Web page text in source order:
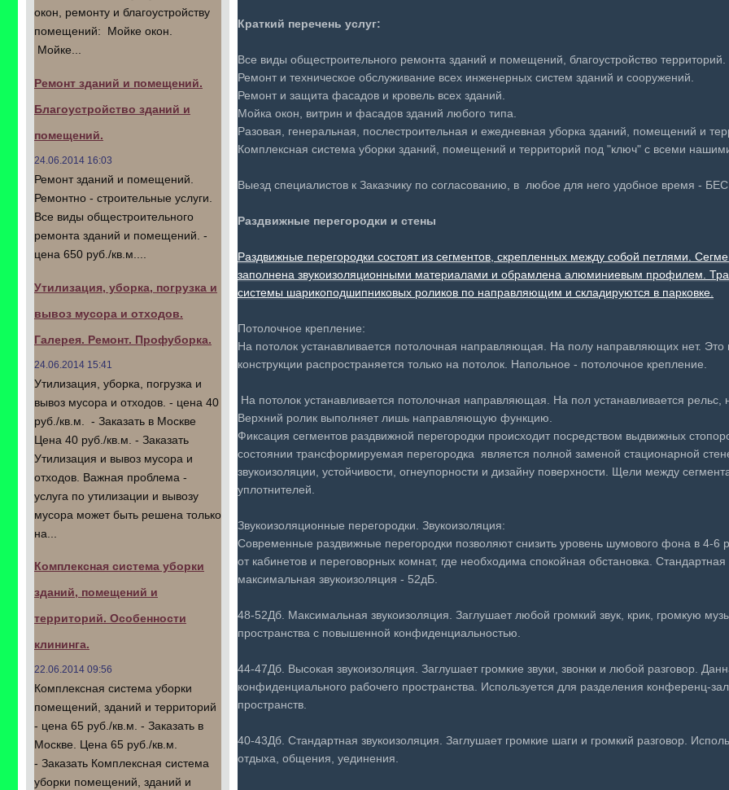
Краткий перечень услуг:
Все виды общестроительного ремонта зданий и помещений, благоустройство территорий.
Ремонт и техническое обслуживание всех инженерных систем зданий и сооружений.
Ремонт и защита фасадов и кровель всех зданий.
Мойка окон, витрин и фасадов зданий любого типа.
Разовая, генеральная, послестроительная и ежедневная уборка зданий, помещений и
Комплексная система уборки зданий, помещений и территорий под "ключ" с всеми
Выезд специалистов к Заказчику по согласованию, в любое для него удобное время -
Раздвижные перегородки и стены
Раздвижные перегородки состоят из сегментов, скрепленных между собой петлями.
заполнена звукоизоляционными материалами и обрамлена алюминиевым профилем.
системы шарикоподшипниковых роликов по направляющим и складируются в парковке.
Потолочное крепление:
На потолок устанавливается потолочная направляющая. На полу направляющих нет.
конструкции распространяется только на потолок. Напольное - потолочное крепление.
На потолок устанавливается потолочная направляющая. На пол устанавливается
Верхний ролик выполняет лишь направляющую функцию.
Фиксация сегментов раздвижной перегородки происходит посредством выдвижных
состоянии трансформируемая перегородка является полной заменой стационарной
звукоизоляции, устойчивости, огнеупорности и дизайну поверхности. Щели между
уплотнителей.
Звукоизоляционные перегородки. Звукоизоляция:
Современные раздвижные перегородки позволяют снизить уровень шумового фона в 4-6
от кабинетов и переговорных комнат, где необходима спокойная обстановка.
максимальная звукоизоляция - 52дБ.
48-52Дб. Максимальная звукоизоляция. Заглушает любой громкий звук, крик, громкую
пространства с повышенной конфиденциальностью.
44-47Дб. Высокая звукоизоляция. Заглушает громкие звуки, звонки и любой разговор.
конфиденциального рабочего пространства. Используется для разделения конференц-
пространств.
40-43Дб. Стандартная звукоизоляция. Заглушает громкие шаги и громкий разговор.
отдыха, общения, уединения.
окон, ремонту и благоустройству
помещений: Мойке окон.
Мойке...
Ремонт зданий и помещений.
Благоустройство зданий и
помещений.
24.06.2014 16:03
Ремонт зданий и помещений.
Ремонтно - строительные услуги.
Все виды общестроительного
ремонта зданий и помещений. -
цена 650 руб./кв.м....
Утилизация, уборка, погрузка и
вывоз мусора и отходов.
Галерея. Ремонт. Профуборка.
24.06.2014 15:41
Утилизация, уборка, погрузка и
вывоз мусора и отходов. - цена 40
руб./кв.м. - Заказать в Москве
Цена 40 руб./кв.м. - Заказать
Утилизация и вывоз мусора и
отходов. Важная проблема -
услуга по утилизации и вывозу
мусора может быть решена только
на...
Комплексная система уборки
зданий, помещений и
территорий. Особенности
клининга.
22.06.2014 09:56
Комплексная система уборки
помещений, зданий и территорий
- цена 65 руб./кв.м. - Заказать в
Москве. Цена 65 руб./кв.м.
- Заказать Комплексная система
уборки помещений, зданий и